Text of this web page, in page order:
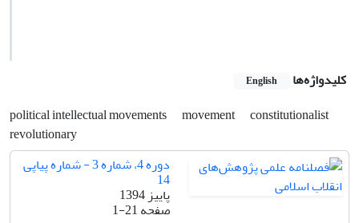
کلیدواژه‌ها English
political intellectual movements movement constitutionalist
revolutionary
دوره 4، شماره 3 - شماره پیاپی
14
پاییز 1394
صفحه1-21